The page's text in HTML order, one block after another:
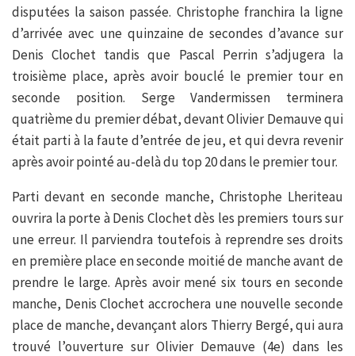
disputées la saison passée. Christophe franchira la ligne
d’arrivée avec une quinzaine de secondes d’avance sur
Denis Clochet tandis que Pascal Perrin s’adjugera la
troisième place, après avoir bouclé le premier tour en
seconde position. Serge Vandermissen terminera
quatrième du premier débat, devant Olivier Demauve qui
était parti à la faute d’entrée de jeu, et qui devra revenir
après avoir pointé au-delà du top 20 dans le premier tour.
Parti devant en seconde manche, Christophe Lheriteau
ouvrira la porte à Denis Clochet dès les premiers tours sur
une erreur. Il parviendra toutefois à reprendre ses droits
en première place en seconde moitié de manche avant de
prendre le large. Après avoir mené six tours en seconde
manche, Denis Clochet accrochera une nouvelle seconde
place de manche, devançant alors Thierry Bergé, qui aura
trouvé l’ouverture sur Olivier Demauve (4e) dans les